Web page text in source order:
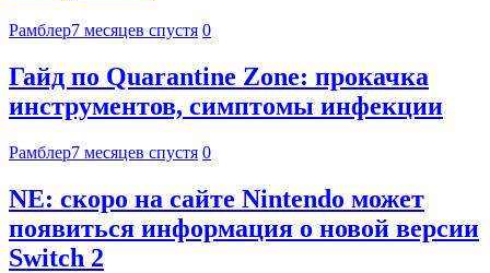
Рамблер7 месяцев спустя 0
Гайд по Quarantine Zone: прокачка
инструментов, симптомы инфекции
Рамблер7 месяцев спустя 0
NE: скоро на сайте Nintendo может
появиться информация о новой версии
Switch 2